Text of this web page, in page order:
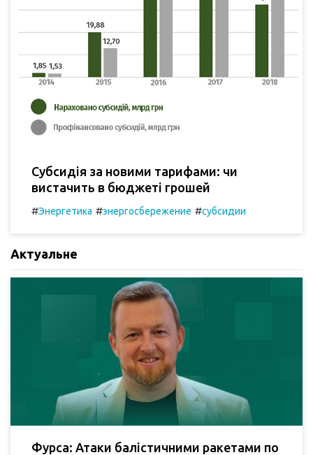
Субсидія за новими тарифами: чи
вистачить в бюджеті грошей
#Энергетика #энергосбережение #субсидии
Актуальне
Фурса: Атаки балістичними ракетами по